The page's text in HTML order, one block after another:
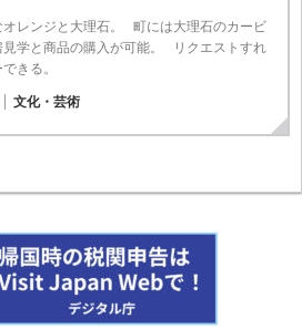
レンジと大理石。 町には大理石のカービ
見学と商品の購入が可能。 リクエストすれ
きる。
文化・芸術